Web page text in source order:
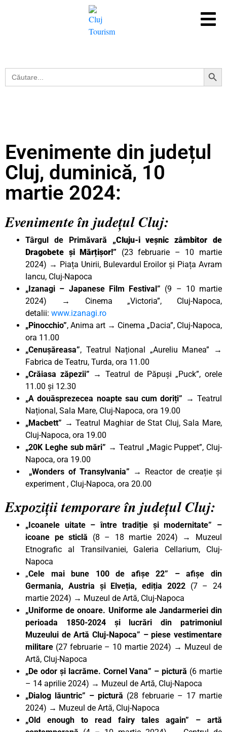
Search
for:
Search Button
Evenimente din județul
Cluj, duminică, 10
martie 2024:
Evenimente în județul Cluj:
Târgul de Primăvară „Cluju-i veșnic zâmbitor de
Dragobete și Mărțișor!” (23 februarie – 10 martie
2024) → Piața Unirii, Bulevardul Eroilor și Piața Avram
Iancu, Cluj-Napoca
„Izanagi – Japanese Film Festival” (9 – 10 martie
2024) → Cinema „Victoria”, Cluj-Napoca,
detalii: www.izanagi.ro
„Pinocchio”, Anima art → Cinema „Dacia”, Cluj-Napoca,
ora 11.00
„Cenușăreasa”, Teatrul Național „Aureliu Manea” →
Fabrica de Teatru, Turda, ora 11.00
„Crăiasa zăpezii” → Teatrul de Păpuși „Puck”, orele
11.00 și 12.30
„A douăsprezecea noapte sau cum doriți” → Teatrul
Național, Sala Mare, Cluj-Napoca, ora 19.00
„Macbett” → Teatrul Maghiar de Stat Cluj, Sala Mare,
Cluj-Napoca, ora 19.00
„20K Leghe sub mări” → Teatrul „Magic Puppet”, Cluj-
Napoca, ora 19.00
„Wonders of Transylvania” → Reactor de creație și
experiment , Cluj-Napoca, ora 20.00
Expoziții temporare în județul Cluj:
„Icoanele uitate – între tradiție și modernitate” –
icoane pe sticlă (8 – 18 martie 2024) → Muzeul
Etnografic al Transilvaniei, Galeria Cellarium, Cluj-
Napoca
„Cele mai bune 100 de afișe 22” – afișe din
Germania, Austria și Elveția, ediția 2022 (7 – 24
martie 2024) → Muzeul de Artă, Cluj-Napoca
„Uniforme de onoare. Uniforme ale Jandarmeriei din
perioada 1850-2024 și lucrări din patrimoniul
Muzeului de Artă Cluj-Napoca” – piese vestimentare
militare (27 februarie – 10 martie 2024) → Muzeul de
Artă, Cluj-Napoca
„De odor și lacrăme. Cornel Vana” – pictură (6 martie
– 14 aprilie 2024) → Muzeul de Artă, Cluj-Napoca
„Dialog lăuntric” – pictură (28 februarie – 17 martie
2024) → Muzeul de Artă, Cluj-Napoca
„Old enough to read fairy tales again” – artă